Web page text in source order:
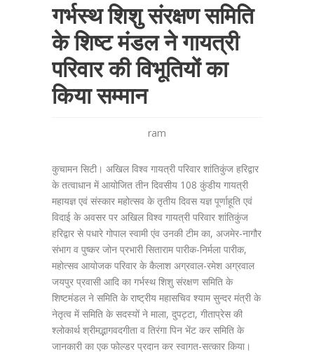
गर्भस्थ शिशु संरक्षण समिति
के शिष्ट मंडल ने गायत्री
परिवार की विभूतियों का
किया सम्मान
ram
कुचामन सिटी। अखिल विश्व गायत्री परिवार शांतिकुंज हरिद्वार
के तत्वाधान में आयोजित तीन दिवसीय 108 कुंडीय गायत्री
महायज्ञ एवं संस्कार महोत्सव के तृतीय दिवस यज्ञ पूर्णाहूति एवं
विदाई के अवसर पर अखिल विश्व गायत्री परिवार शांतिकुंज
हरिद्वार से पधारे गोपाल स्वामी एंव उनकी टीम का, अजमेर-नागौर
संभाग व पुष्कर जोन प्रभारी सिताराम पारीक-निर्मला पारीक,
महोत्सव आयोजक परिवार के कैलाश अग्रवाल-रमेश अग्रवाल
जयपुर प्रवासी आदि का गर्भस्थ शिशु संरक्षण समिति के
शिष्टमंडल ने समिति के राष्ट्रीय महासचिव श्याम सुन्दर मंत्री के
नेतृत्व में समिति के सदस्यों ने माला, दुपट्टा, गीताप्रेस की
श्लोकार्थ श्रीमद्भागवदगीता व तिरंगा पिन भेंट कर समिति के
जानकारी का एक फोल्डर प्रदान कर स्वागत-सत्कार किया।